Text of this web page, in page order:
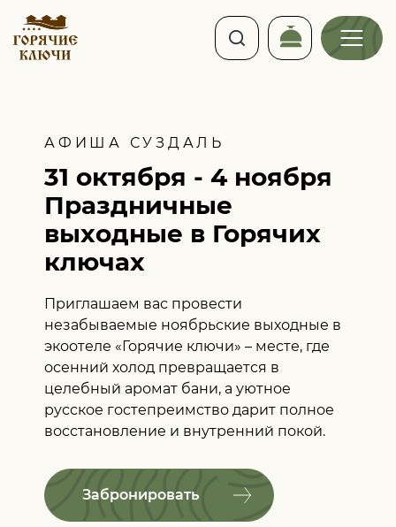
АФИША СУЗДАЛЬ
31 октября - 4 ноября
Праздничные
выходные в Горячих
ключах
Приглашаем вас провести
незабываемые ноябрьские выходные в
экоотеле «Горячие ключи» – месте, где
осенний холод превращается в
целебный аромат бани, а уютное
русское гостепреимство дарит полное
восстановление и внутренний покой.
Забронировать